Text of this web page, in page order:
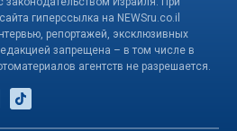
гиперссылка на NEWSru.co.il
репортажей, эксклюзивных
запрещена – в том числе в
агентств не разрешается.